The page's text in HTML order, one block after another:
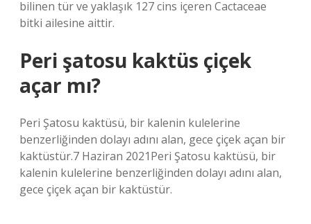
bilinen tür ve yaklaşık 127 cins içeren Cactaceae
bitki ailesine aittir.
Peri şatosu kaktüs çiçek
açar mı?
Peri Şatosu kaktüsü, bir kalenin kulelerine
benzerliğinden dolayı adını alan, gece çiçek açan bir
kaktüstür.7 Haziran 2021Peri Şatosu kaktüsü, bir
kalenin kulelerine benzerliğinden dolayı adını alan,
gece çiçek açan bir kaktüstür.